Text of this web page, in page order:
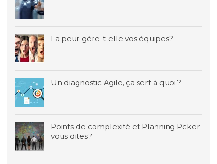
La peur gère-t-elle vos équipes?
Un diagnostic Agile, ça sert à quoi ?
Points de complexité et Planning Poker
vous dites?